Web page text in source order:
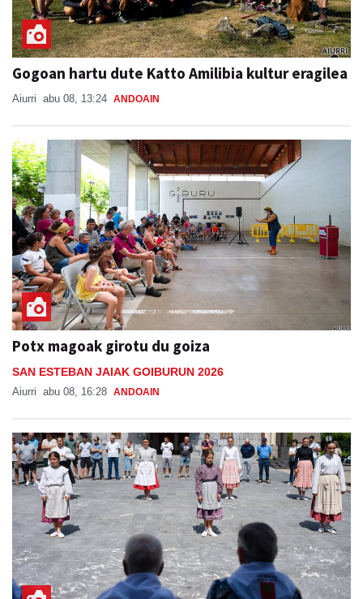
Gogoan hartu dute Katto Amilibia kultur eragilea
Aiurri abu 08, 13:24 ANDOAIN
Potx magoak girotu du goiza
SAN ESTEBAN JAIAK GOIBURUN 2026
Aiurri abu 08, 16:28 ANDOAIN